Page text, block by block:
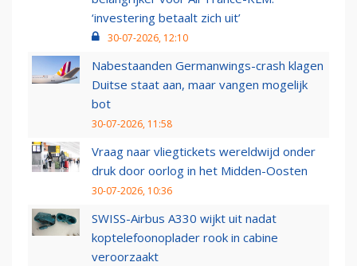
‘investering betaalt zich uit’
30-07-2026, 12:10
Nabestaanden Germanwings-crash klagen
Duitse staat aan, maar vangen mogelijk
bot
30-07-2026, 11:58
Vraag naar vliegtickets wereldwijd onder
druk door oorlog in het Midden-Oosten
30-07-2026, 10:36
SWISS-Airbus A330 wijkt uit nadat
koptelefoonoplader rook in cabine
veroorzaakt